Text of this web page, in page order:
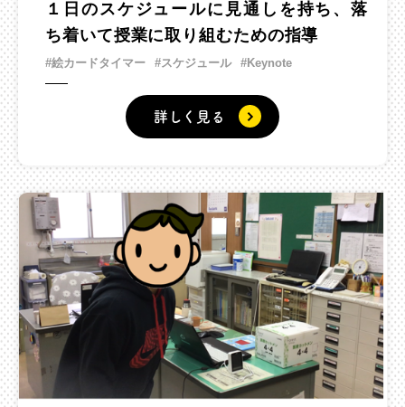
１日のスケジュールに見通しを持ち、落
ち着いて授業に取り組むための指導
#絵カードタイマー #スケジュール #Keynote
詳しく見る